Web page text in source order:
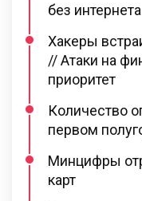
без интернета
Хакеры
// Атаки на
приоритет
Количество
первом
Минцифры
карт